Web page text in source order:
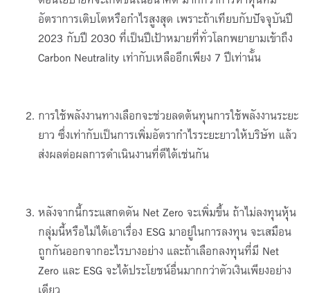
อัตราการเติบโตหรือกำไรสูงสุด เพราะถ้าเทียบกับปัจจุบันปี
2023 กับปี 2030 ที่เป็นปีเป้าหมายที่ทั่วโลกพยายามเข้าถึง
Carbon Neutrality เท่ากับเหลืออีกเพียง 7 ปีเท่านั้น
การใช้พลังงานทางเลือกจะช่วยลดต้นทุนการใช้พลังงานระยะ
ยาว ซึ่งเท่ากับเป็นการเพิ่มอัตรากำไรระยะยาวให้บริษัท แล้ว
ส่งผลต่อผลการดำเนินงานที่ดีได้เช่นกัน
หลังจากนี้กระแสกดดัน Net Zero จะเพิ่มขึ้น ถ้าไม่ลงทุนหุ้น
กลุ่มนี้หรือไม่ได้เอาเรื่อง ESG มาอยู่ในการลงทุน จะเสมือน
ถูกกันออกจากอะไรบางอย่าง และถ้าเลือกลงทุนที่มี Net
Zero และ ESG จะได้ประโยชน์อื่นมากกว่าตัวเงินเพียงอย่าง